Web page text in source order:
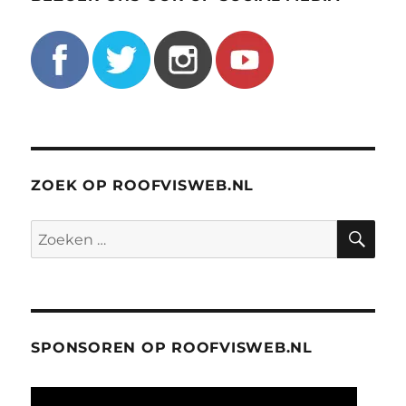
ZOEK OP ROOFVISWEB.NL
Zoeken
naar:
SPONSOREN OP ROOFVISWEB.NL